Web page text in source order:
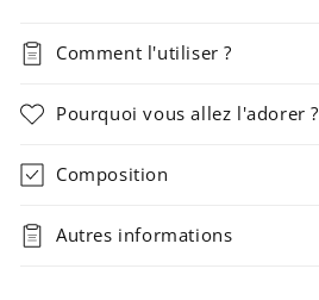
Comment l'utiliser ?
Pourquoi vous allez l'adorer ?
Composition
Autres informations